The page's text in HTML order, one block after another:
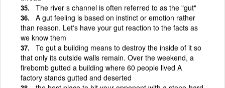
The river s channel is often referred to as the "gut"
A gut feeling is based on instinct or emotion rather
than reason. Let's have your gut reaction to the facts as
we know them
To gut a building means to destroy the inside of it so
that only its outside walls remain. Over the weekend, a
firebomb gutted a building where 60 people lived A
factory stands gutted and deserted